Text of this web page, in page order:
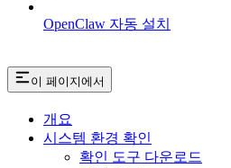
OpenClaw 자동 설치
이 페이지에서
개요
시스템 환경 확인
확인 도구 다운로드